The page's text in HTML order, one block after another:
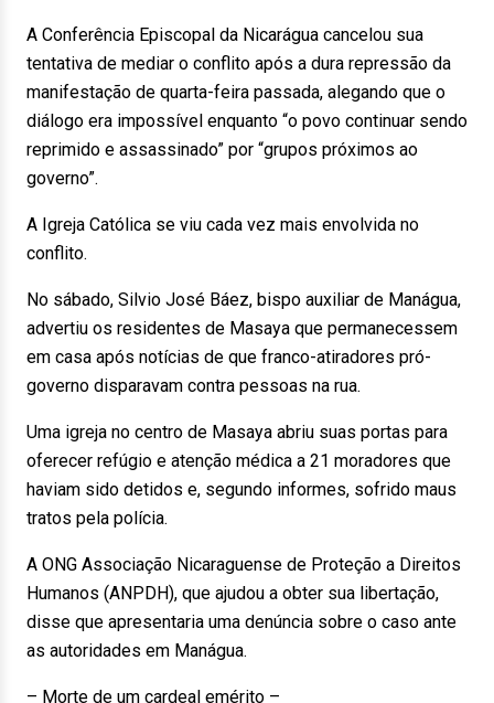
A Conferência Episcopal da Nicarágua cancelou sua
tentativa de mediar o conflito após a dura repressão da
manifestação de quarta-feira passada, alegando que o
diálogo era impossível enquanto “o povo continuar sendo
reprimido e assassinado” por “grupos próximos ao
governo”.
A Igreja Católica se viu cada vez mais envolvida no
conflito.
No sábado, Silvio José Báez, bispo auxiliar de Manágua,
advertiu os residentes de Masaya que permanecessem
em casa após notícias de que franco-atiradores pró-
governo disparavam contra pessoas na rua.
Uma igreja no centro de Masaya abriu suas portas para
oferecer refúgio e atenção médica a 21 moradores que
haviam sido detidos e, segundo informes, sofrido maus
tratos pela polícia.
A ONG Associação Nicaraguense de Proteção a Direitos
Humanos (ANPDH), que ajudou a obter sua libertação,
disse que apresentaria uma denúncia sobre o caso ante
as autoridades em Manágua.
– Morte de um cardeal emérito –